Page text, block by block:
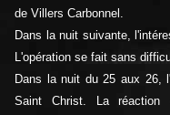
de Villers Carbonnel.
Dans la nuit suivante,
L'opération se fait sans
Dans la nuit du 25 aux 26,
Saint Christ. La réaction